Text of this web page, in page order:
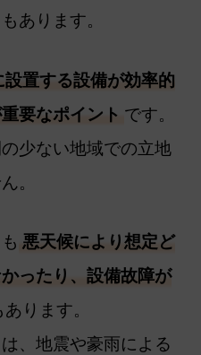
あります。
設置する設備が効率的
要なポイント です。
少ない地域での立地
。
悪天候により想定ど
ったり、設備故障が
あります。
、地震や豪雨による